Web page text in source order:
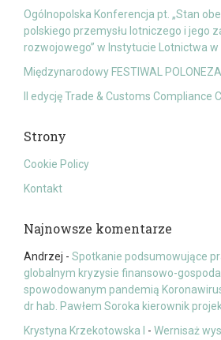
Ogólnopolska Konferencja pt. „Stan
polskiego przemysłu lotniczego i jego
rozwojowego” w Instytucie Lotnictwa w
Międzynarodowy FESTIWAL
II edycję Trade & Customs Compliance
Strony
Cookie Policy
Kontakt
Najnowsze komentarze
Andrzej - Spotkanie podsumowujące
globalnym kryzysie finansowo-
spowodowanym pandemią
dr hab. Pawłem Soroka kierownik
Krystyna Krzekotowska I
- Wernisaż